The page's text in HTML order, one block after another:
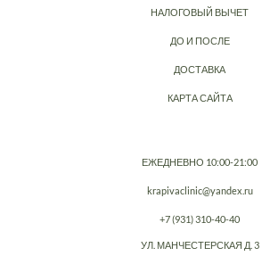
НАЛОГОВЫЙ ВЫЧЕТ
ДО И ПОСЛЕ
ДОСТАВКА
КАРТА САЙТА
ЕЖЕДНЕВНО 10:00-21:00
krapivaclinic@yandex.ru
+7 (931) 310-40-40
УЛ. МАНЧЕСТЕРСКАЯ Д. 3